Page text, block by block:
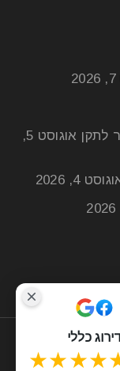
את האי
לתקן
אוגוסט 5,
4, 2026
| חנות רהיטים
כללי